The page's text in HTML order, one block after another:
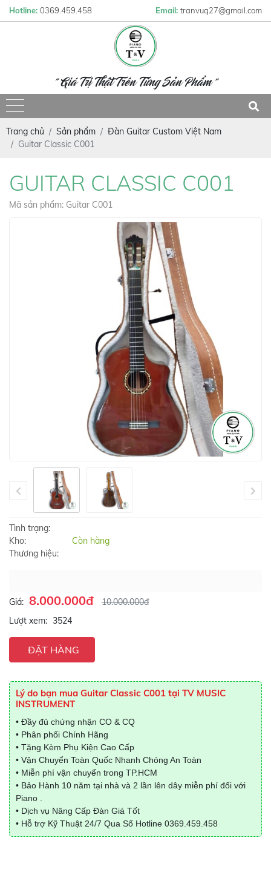
Hotline: 0369.459.458 Email: tranvuq27@gmail.com
" Giá Trị Thật Trên Từng Sản Phẩm "
Trang chủ Sản phẩm
Đàn Guitar Custom Việt Nam
Guitar Classic C001
GUITAR CLASSIC C001
Mã sản phẩm: Guitar C001
Tình trạng:
Kho:
Còn hàng
Thương hiệu:
Giá: 8.000.000đ
10.000.000đ
Lượt xem: 3524
ĐẶT HÀNG
Lý do bạn mua Guitar Classic C001 tại TV MUSIC
INSTRUMENT
• Đầy đủ chứng nhận CO & CQ
• Phân phối Chính Hãng
• Tặng Kèm Phụ Kiện Cao Cấp
• Vận Chuyển Toàn Quốc Nhanh Chóng An Toàn
• Miễn phí vận chuyển trong TP.HCM
• Bảo Hành 10 năm tại nhà và 2 lần lên dây miễn phí đối với
Piano .
• Dịch vụ Nâng Cấp Đàn Giá Tốt
• Hỗ trợ Kỹ Thuật 24/7 Qua Số Hotline 0369.459.458